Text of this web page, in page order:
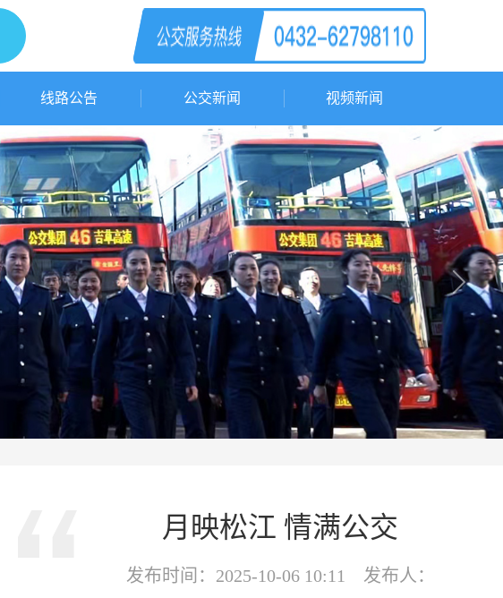
线路公告 公交新闻 视频新闻
Next
月映松江 情满公交
发布时间：2025-10-06 10:11 发布人：